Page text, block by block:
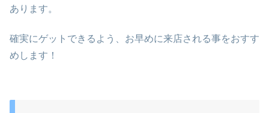
あります。
確実にゲットできるよう、お早めに来店される事をおすす
めします！